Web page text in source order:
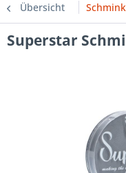
Übersicht
Superstar